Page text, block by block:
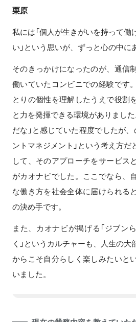
栗原
私には「個人が生きがいを持って働
い」という思いが、ずっと心の中に
そのきっかけになったのが、通信
働いていたコンビニでの経験です
とりの個性を理解したうえで役割
と力を発揮できる環境がありまし
だな」と感じていた程度でしたが、
ントマネジメント」という考え方
して、そのアプローチをサービス
がカオナビでした。ここでなら、
な働き方を社会全体に届けられる
の決め手です。
また、カオナビが掲げる「ジブン
く」というカルチャーも、人生の
からこそ自分らしく楽しみたいと
いました。